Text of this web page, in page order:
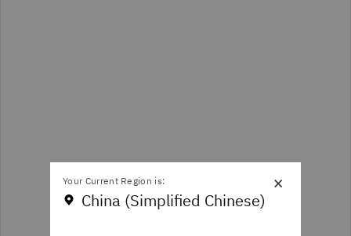
×
Your Current Region is:
China (Simplified Chinese)